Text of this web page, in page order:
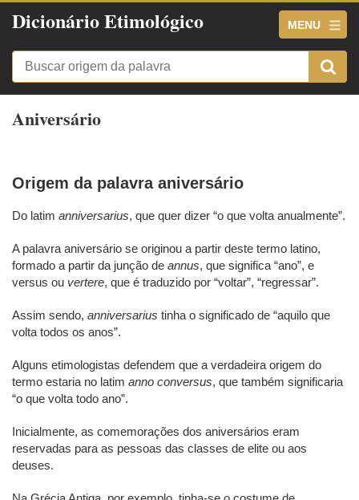
Dicionário Etimológico MENU
Aniversário
Origem da palavra aniversário
Do latim anniversarius, que quer dizer “o que volta anualmente”.
A palavra aniversário se originou a partir deste termo latino,
formado a partir da junção de annus, que significa “ano”, e
versus ou vertere, que é traduzido por “voltar”, “regressar”.
Assim sendo, anniversarius tinha o significado de “aquilo que
volta todos os anos”.
Alguns etimologistas defendem que a verdadeira origem do
termo estaria no latim anno conversus, que também significaria
“o que volta todo ano”.
Inicialmente, as comemorações dos aniversários eram
reservadas para as pessoas das classes de elite ou aos
deuses.